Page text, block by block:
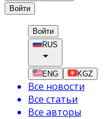
Войти
Войти
RUS
ENG KGZ
Все новости
Все статьи
Все авторы